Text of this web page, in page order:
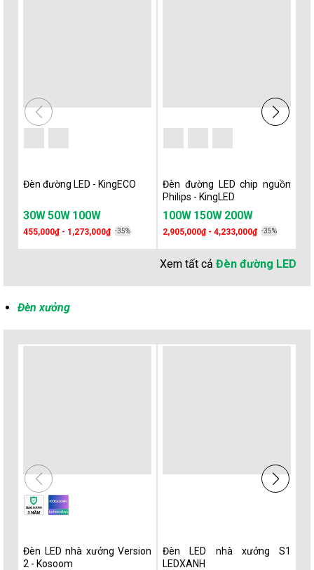
Đèn đường LED - KingECO
30W50W 100W
455,000₫ - 1,273,000₫ -35%
Đèn đường LED chip nguồn
Philips - KingLED
100W 150W 200W
2,905,000₫ - 4,233,000₫ -35%
Xem tất cả Đèn đường LED
Đèn xưởng
Đèn LED nhà xưởng Version
2 - Kosoom
Đèn LED nhà xưởng S1
LEDXANH